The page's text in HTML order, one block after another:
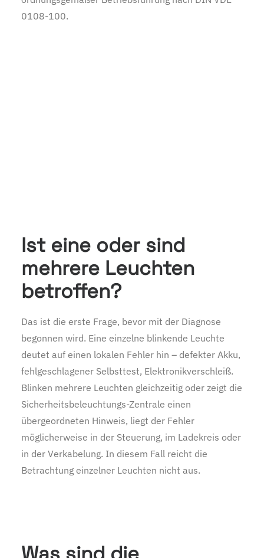
0108-100.
Ist eine oder sind
mehrere Leuchten
betroffen?
Das ist die erste Frage, bevor mit der Diagnose
begonnen wird. Eine einzelne blinkende Leuchte
deutet auf einen lokalen Fehler hin – defekter Akku,
fehlgeschlagener Selbsttest, Elektronikverschleiß.
Blinken mehrere Leuchten gleichzeitig oder zeigt die
Sicherheitsbeleuchtungs-Zentrale einen
übergeordneten Hinweis, liegt der Fehler
möglicherweise in der Steuerung, im Ladekreis oder
in der Verkabelung. In diesem Fall reicht die
Betrachtung einzelner Leuchten nicht aus.